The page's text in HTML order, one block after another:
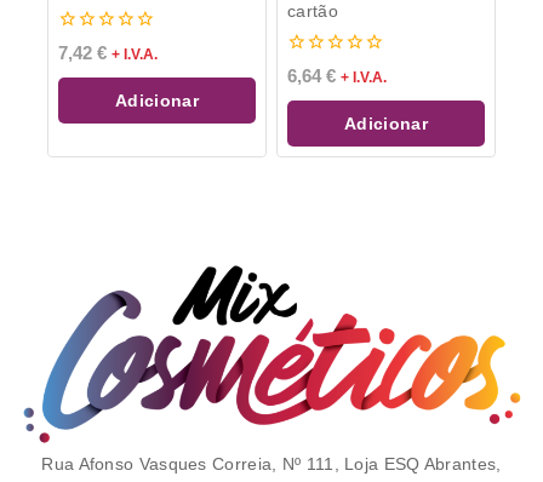
0
de
5
7,42 € + I.V.A.
Adicionar
cartão
0
de
5
6,64€ + I.V.A.
Adicionar
Rua Afonso Vasques Correia, Nº 111, Loja ESQ Abrantes,